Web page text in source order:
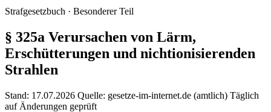
Strafgesetzbuch · Besonderer Teil
§ 325a Verursachen von Lärm,
Erschütterungen und nichtionisierenden
Strahlen
Stand: 17.07.2026 Quelle: gesetze-im-internet.de (amtlich) Täglich
auf Änderungen geprüft